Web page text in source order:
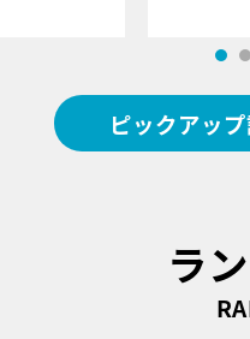
ピックアッ
ラ